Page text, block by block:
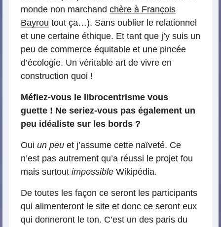
monde non marchand chère à François
Bayrou tout ça…). Sans oublier le relationnel
et une certaine éthique. Et tant que j’y suis un
peu de commerce équitable et une pincée
d’écologie. Un véritable art de vivre en
construction quoi !
Méfiez-vous le librocentrisme vous
guette ! Ne seriez-vous pas également un
peu idéaliste sur les bords ?
Oui un peu et j’assume cette naïveté. Ce
n’est pas autrement qu’a réussi le projet fou
mais surtout impossible Wikipédia.
De toutes les façon ce seront les participants
qui alimenteront le site et donc ce seront eux
qui donneront le ton. C’est un des paris du